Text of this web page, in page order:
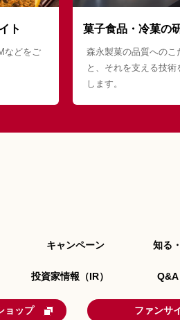
ト
などをご
菓子食品・冷菓の
森永製菓の品質へのこ
と、それを支える技術
します。
キャンペーン 知る
投資家情報（IR） Q&A
ョップ ファンサ